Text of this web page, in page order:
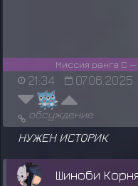
Миссия ранга C
21:34 07.06.2025
обсуждение
НУЖЕН ИСТОРИК
Шиноби